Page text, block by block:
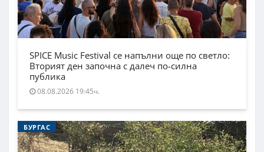
SPICE Music Festival се напълни още по светло:
Вторият ден започна с далеч по-силна
публика
08.08.2026 19:45ч.
БУРГАС